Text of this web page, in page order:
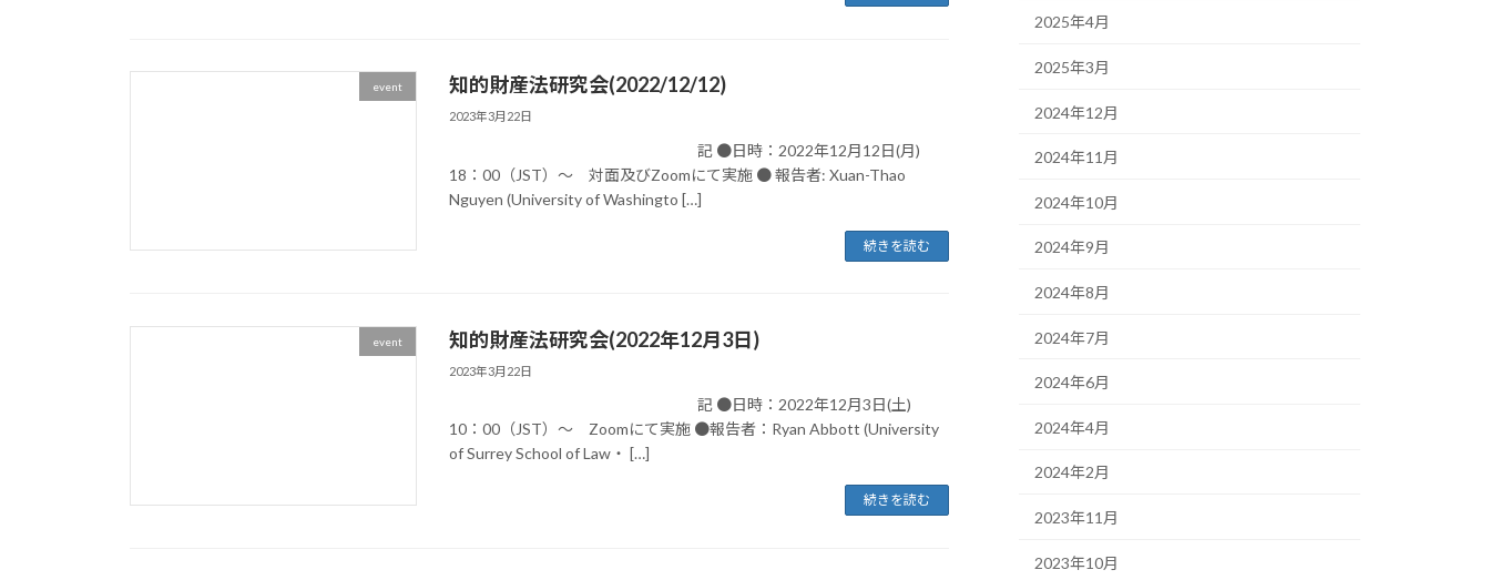
event 知的財産法研究会(2022/12/12)
2023年3月22日
記 ●日時：2022年12月12日(月)
18：00（JST）～ 対面及びZoomにて実施 ● 報告者: Xuan-Thao
Nguyen (University of Washingto […]
続きを読む
event 知的財産法研究会(2022年12月3日)
2023年3月22日
記 ●日時：2022年12月3日(土)
10：00（JST）～ Zoomにて実施 ●報告者：Ryan Abbott (University
of Surrey School of Law・ […]
続きを読む
2025年4月
2025年3月
2024年12月
2024年11月
2024年10月
2024年9月
2024年8月
2024年7月
2024年6月
2024年4月
2024年2月
2023年11月
2023年10月